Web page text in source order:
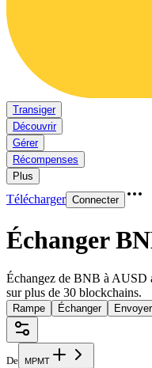
Transiger
Découvrir
Gérer
Récompenses
Plus
Télécharger Connecter
Échanger
Échangez de BNB à AUSD
sur plus de 30 blockchains.
Rampe Échanger Envoyer
De MPMT